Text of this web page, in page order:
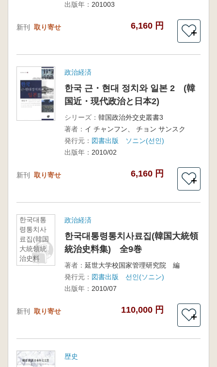
出版年： 201003
新刊 取り寄せ 6,160 円
＋
政治経済
한국 근・현대 정치와 일본 2 (韓
国近・現代政治と日本2)
シリーズ： 韓国政治外交史叢書3
著者： イ チャンフン、 チョン サンスク
発行元： 図書出版 ソニン(선인)
出版年： 2010/02
新刊 取り寄せ 6,160 円
＋
한국대통
령통치사
료집(韓国
大統領統
治史料
集) 全9
政治経済
한국대통령통치사료집(韓国大統領
統治史料集) 全9巻
著者： 延世大学校国家管理研究院 編
発行元： 図書出版 선인(ソニン)
出版年： 2010/07
新刊 取り寄せ 110,000 円
＋
歴史